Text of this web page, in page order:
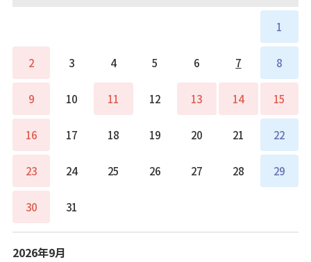
1
2 3 4 5 6 7 8
9 10 11 12 13 14 15
16 17 18 19 20 21 22
23 24 25 26 27 28 29
30 31
2026年9月